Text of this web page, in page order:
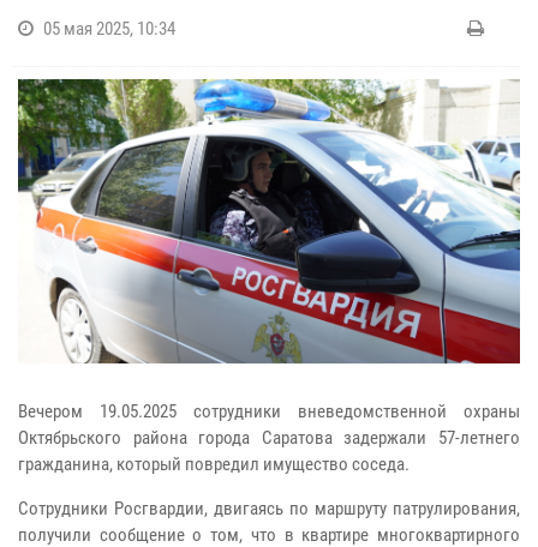
05 мая 2025, 10:34
Вечером 19.05.2025 сотрудники вневедомственной охраны
Октябрьского района города Саратова задержали 57-летнего
гражданина, который повредил имущество соседа.
Сотрудники Росгвардии, двигаясь по маршруту патрулирования,
получили сообщение о том, что в квартире многоквартирного